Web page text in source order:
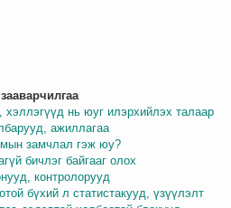
нь юуг илэрхийлэх талаар
ажиллагаа
замчлал гэж юу?
бичлэг байгааг олох
контролорууд
бүхий л статистакууд, үзүүлэлт